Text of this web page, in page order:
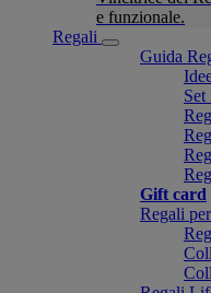
e funzionale.
Regali
Guida
Set
Gift card
Regali